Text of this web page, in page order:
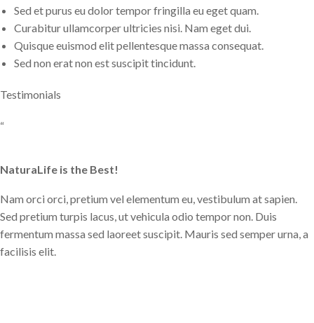
Sed et purus eu dolor tempor fringilla eu eget quam.
Curabitur ullamcorper ultricies nisi. Nam eget dui.
Quisque euismod elit pellentesque massa consequat.
Sed non erat non est suscipit tincidunt.
Testimonials
“
NaturaLife is the Best!
Nam orci orci, pretium vel elementum eu, vestibulum at sapien.
Sed pretium turpis lacus, ut vehicula odio tempor non. Duis
fermentum massa sed laoreet suscipit. Mauris sed semper urna, a
facilisis elit.